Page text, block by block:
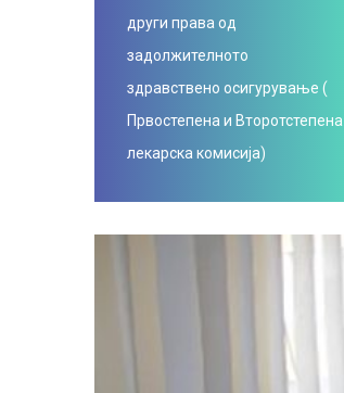
други права од
задолжителното
здравствено осигурување (
Првостепена и Второтстепена
лекарска комисија)